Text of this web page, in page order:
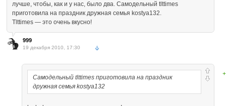
лучше, чтобы, как и у нас, было два. Самодельный tlttimеs
приготовила на праздник дружная семья kostya132.
Tlttimes — это очень вкусно!
999
19 декабря 2010, 17:30
Самодельный tlttimеs приготовила на праздник
дружная семья kostya132